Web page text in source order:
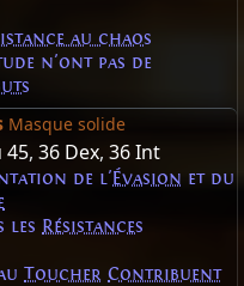
au chaos
n'ont pas de
Masque solide
45, 36 Dex, 36 Int
de l'Évasion et du
les Résistances
Toucher Contribuent